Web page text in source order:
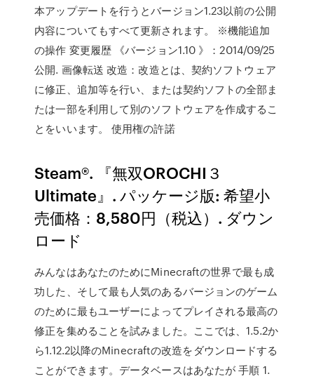
本アップデートを行うとバージョン1.23以前の公開
内容についてもすべて更新されます。 ※機能追加
の操作 変更履歴 《バージョン1.10 》：2014/09/25
公開. 画像転送 改造：改造とは、契約ソフトウェア
に修正、追加等を行い、または契約ソフトの全部ま
たは一部を利用して別のソフトウェアを作成するこ
とをいいます。 使用権の許諾
Steam®. 『無双OROCHI３
Ultimate』. パッケージ版: 希望小
売価格：8,580円（税込）. ダウン
ロード
みんなはあなたのためにMinecraftの世界で最も成
功した、そして最も人気のあるバージョンのゲーム
のために最もユーザーによってプレイされる最高の
修正を集めることを試みました。ここでは、1.5.2か
ら1.12.2以降のMinecraftの改造をダウンロードする
ことができます。データベースはあなたが 手順 1.